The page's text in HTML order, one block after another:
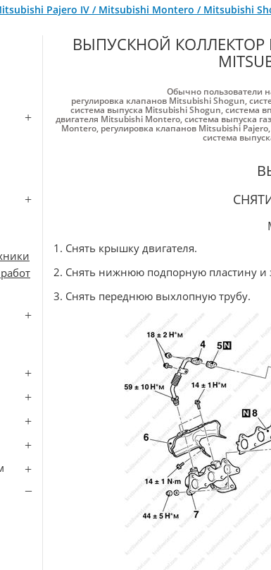
Pajero IV / Mitsubishi Montero / Mitsubishi
ВЫПУСКНОЙ КОЛЛЕКТОР
Обычно пользователи
регулировка клапанов Mitsubishi Shogun,
система выпуска Mitsubishi Shogun,система
двигателя Mitsubishi Montero,система выпуска
Montero, регулировка клапанов Mitsubishi Pajero,
система
1. Снять крышку двигателя.
2. Снять нижнюю подпорную пластину и
3. Снять переднюю выхлопную трубу.